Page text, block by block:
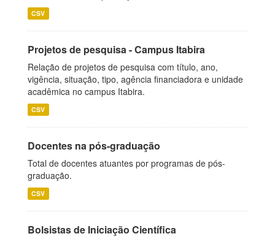
CSV
Projetos de pesquisa - Campus Itabira
Relação de projetos de pesquisa com título, ano,
vigência, situação, tipo, agência financiadora e unidade
acadêmica no campus Itabira.
CSV
Docentes na pós-graduação
Total de docentes atuantes por programas de pós-
graduação.
CSV
Bolsistas de Iniciação Científica